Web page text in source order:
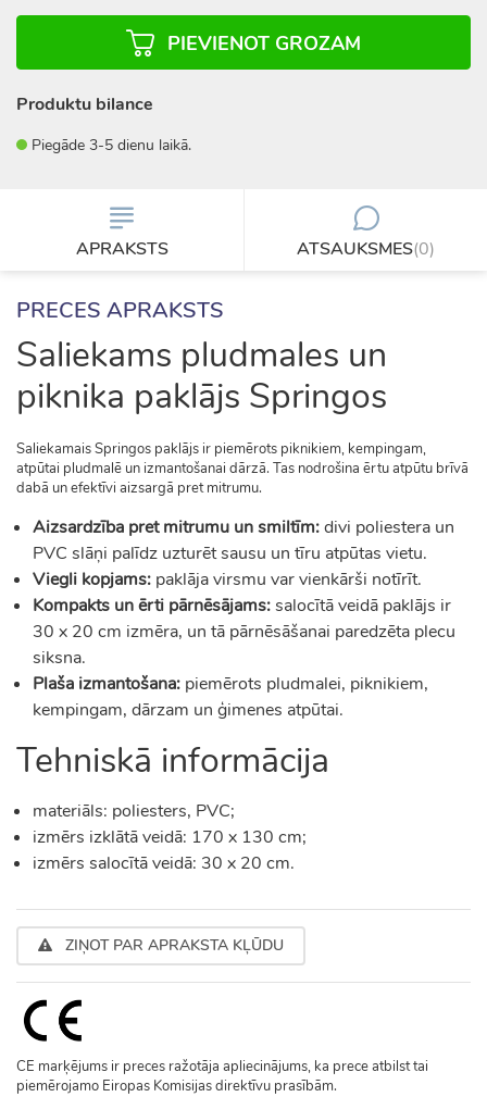
PIEVIENOT GROZAM
Produktu bilance
Piegāde 3-5 dienu laikā.
APRAKSTS ATSAUKSMES(0)
PRECES APRAKSTS
Saliekams pludmales un
piknika paklājs Springos
Saliekamais Springos paklājs ir piemērots piknikiem, kempingam,
atpūtai pludmalē un izmantošanai dārzā. Tas nodrošina ērtu atpūtu brīvā
dabā un efektīvi aizsargā pret mitrumu.
Aizsardzība pret mitrumu un smiltīm:divi poliestera un
PVC slāņi palīdz uzturēt sausu un tīru atpūtas vietu.
Viegli kopjams: paklāja virsmu var vienkārši notīrīt.
Kompakts un ērti pārnēsājams:salocītā veidā paklājs ir
30 x 20 cm izmēra, un tā pārnēsāšanai paredzēta plecu
siksna.
Plaša izmantošana: piemērots pludmalei, piknikiem,
kempingam, dārzam un ģimenes atpūtai.
Tehniskā informācija
materiāls: poliesters, PVC;
izmērs izklātā veidā: 170 x 130 cm;
izmērs salocītā veidā: 30 x 20 cm.
ZIŅOT PAR APRAKSTA KĻŪDU
CE marķējums ir preces ražotāja apliecinājums, ka prece atbilst tai
piemērojamo Eiropas Komisijas direktīvu prasībām.